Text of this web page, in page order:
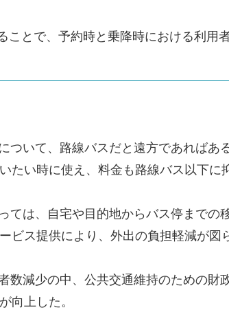
ことで、予約時と乗降時における利用
ついて、路線バスだと遠方であれば
たい時に使え、料金も路線バス以下に
ては、自宅や目的地からバス停まで
ビス提供により、外出の負担軽減が図
数減少の中、公共交通維持のための
向上した。